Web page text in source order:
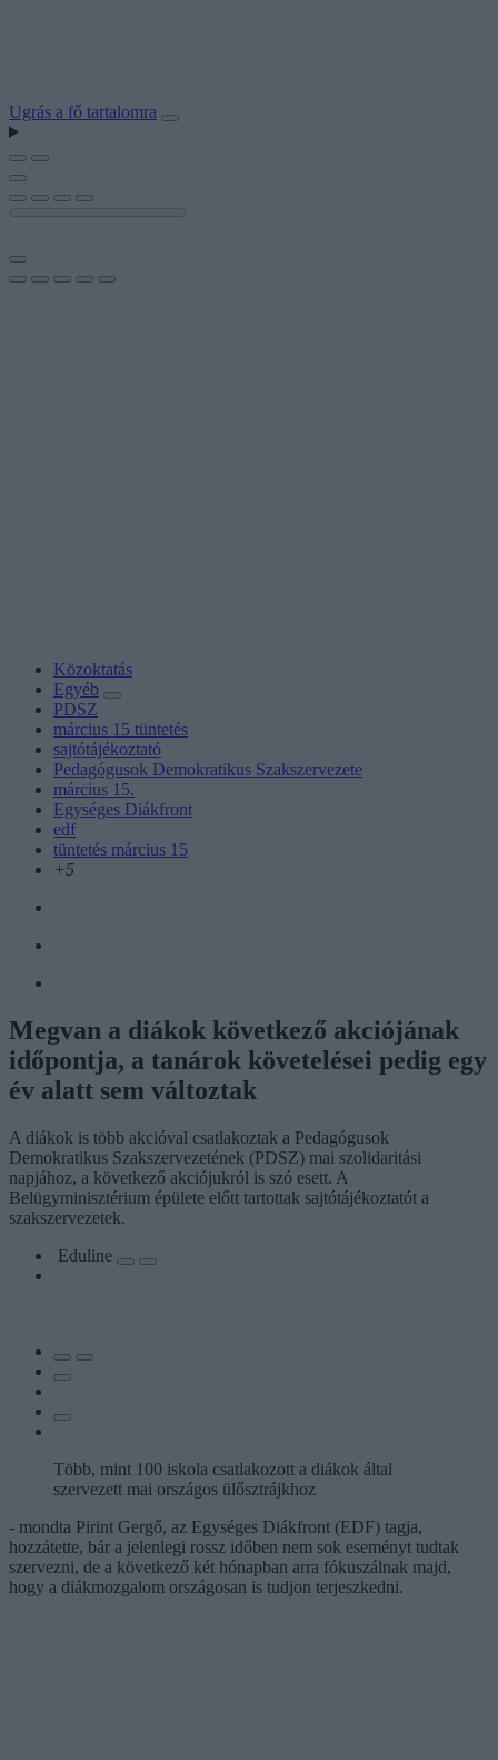
Ugrás a fő tartalomra
Közoktatás
Egyéb
PDSZ
március 15 tüntetés
sajtótájékoztató
Pedagógusok Demokratikus Szakszervezete
március 15.
Egységes Diákfront
edf
tüntetés március 15
+5
Megvan a diákok következő akciójának
időpontja, a tanárok követelései pedig egy
év alatt sem változtak
A diákok is több akcióval csatlakoztak a Pedagógusok
Demokratikus Szakszervezetének (PDSZ) mai szolidaritási
napjához, a következő akciójukról is szó esett. A
Belügyminisztérium épülete előtt tartottak sajtótájékoztatót a
szakszervezetek.
Eduline
Több, mint 100 iskola csatlakozott a diákok által
szervezett mai országos ülősztrájkhoz
- mondta Pirint Gergő, az Egységes Diákfront (EDF) tagja,
hozzátette, bár a jelenlegi rossz időben nem sok eseményt tudtak
szervezni, de a következő két hónapban arra fókuszálnak majd,
hogy a diákmozgalom országosan is tudjon terjeszkedni.